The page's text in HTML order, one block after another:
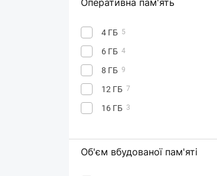
Оперативна пам'ять
4 ГБ 5
6 ГБ 4
8 ГБ 9
12 ГБ 7
16 ГБ 3
Об'єм вбудованої пам'яті